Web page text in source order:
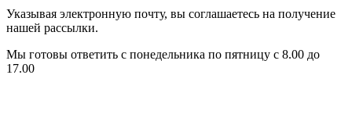
Указывая электронную почту, вы соглашаетесь на получение
нашей рассылки.
Мы готовы ответить с понедельника по пятницу с 8.00 до
17.00